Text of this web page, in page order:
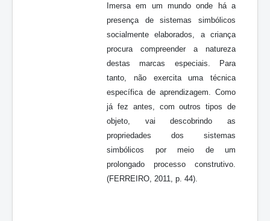
Imersa em um mundo onde há a
presença de sistemas simbólicos
socialmente elaborados, a criança
procura compreender a natureza
destas marcas especiais. Para
tanto, não exercita uma técnica
específica de aprendizagem. Como
já fez antes, com outros tipos de
objeto, vai descobrindo as
propriedades dos sistemas
simbólicos por meio de um
prolongado processo construtivo.
(FERREIRO, 2011, p. 44).